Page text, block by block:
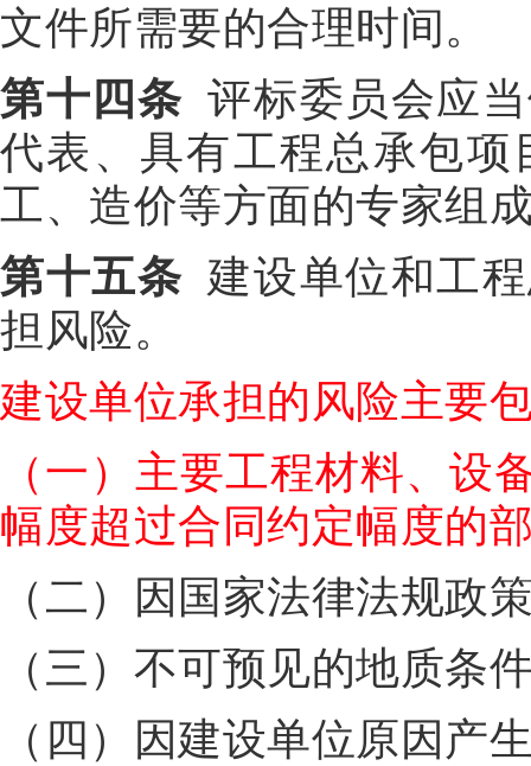
文件所需要的合理时间。
第十四条 评标委员会应
代表、具有工程总承包
工、造价等方面的专家组
第十五条 建设单位和工
担风险。
建设单位承担的风险主要
（一）主要工程材料、设
幅度超过合同约定幅度的
（二）因国家法律法规政
（三）不可预见的地质条
（四）因建设单位原因产